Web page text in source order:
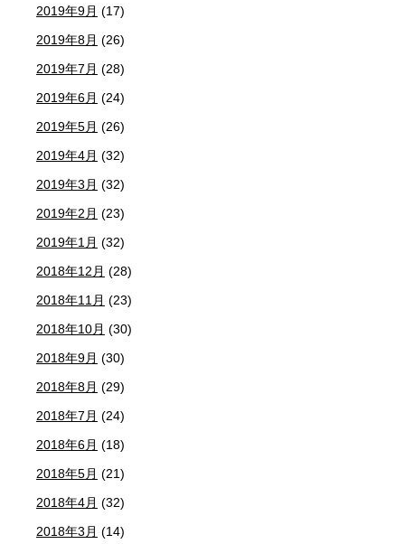
2019年9月 (17)
2019年8月 (26)
2019年7月 (28)
2019年6月 (24)
2019年5月 (26)
2019年4月 (32)
2019年3月 (32)
2019年2月 (23)
2019年1月 (32)
2018年12月 (28)
2018年11月 (23)
2018年10月 (30)
2018年9月 (30)
2018年8月 (29)
2018年7月 (24)
2018年6月 (18)
2018年5月 (21)
2018年4月 (32)
2018年3月 (14)